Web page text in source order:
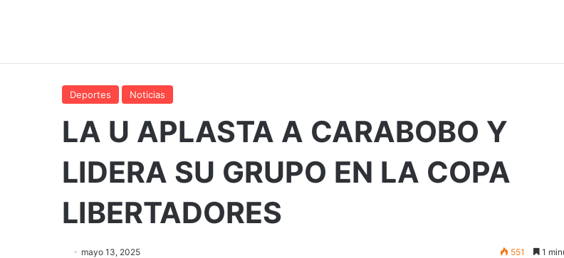
Deportes Noticias
LA U APLASTA A CARABOBO Y
LIDERA SU GRUPO EN LA COPA
LIBERTADORES
mayo 13, 2025 551 1